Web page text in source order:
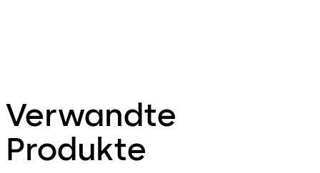
Verwandte
Produkte